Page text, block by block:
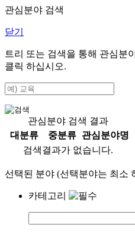
관심분야 검색
닫기
트리 또는 검색을 통해 관심분
클릭 하십시오.
관심분야 검색 결과
대분류
중분류
관심분야명
검색결과가 없습니다.
선택된 분야 (선택분야는 최소
카테고리